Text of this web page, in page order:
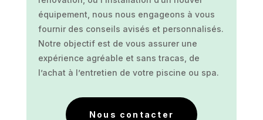
équipement, nous nous engageons à vous
fournir des conseils avisés et personnalisés.
Notre objectif est de vous assurer une
expérience agréable et sans tracas, de
l’achat à l’entretien de votre piscine ou spa.
Nous contacter